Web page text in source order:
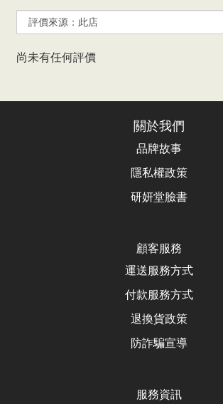
尚未有任何評價
關於我們
品牌故事
隱私權政策
研妍堂臉書
顧客服務
運送服務方式
付款服務方式
退換貨政策
防詐騙宣導
服務資訊